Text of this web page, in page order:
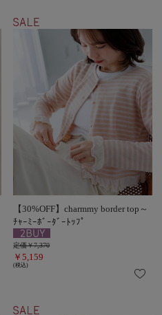
【30%OFF】charmmy border top～
ﾁｬｰﾐｰﾎﾞｰﾀﾞｰﾄｯﾌﾟ
定価￥7,370
￥5,159
(税込)